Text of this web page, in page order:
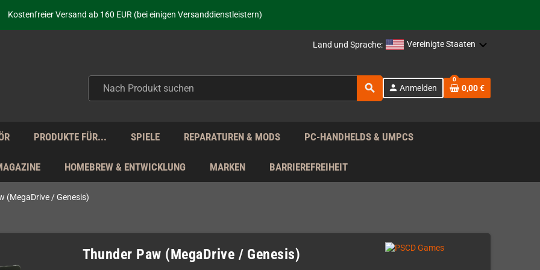
Seit über 20 Jahren Deine Anlaufstelle für neue Retro-Hardware!
Täglicher Versand Mo - Fr aus Deutschland - zollfrei innerhalb der EU!
Täglicher Versand Mo - Fr aus Deutschland - zollfrei innerhalb der EU!
Land und Sprache: Vereinigte Staaten
search person Anmelden
0
0,00 €
PRODUKTE FÜR... SPIELE REPARATUREN & MODS PC-HANDHELDS & UMPCS
HOMEBREW & ENTWICKLUNG MARKEN BARRIEREFREIHEIT
(MegaDrive / Genesis)
Thunder Paw (MegaDrive / Genesis)